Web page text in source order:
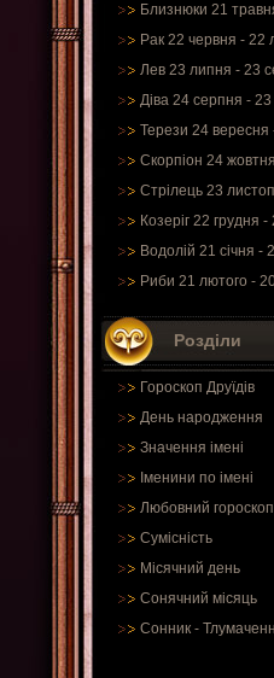
Близнюки 21
Рак 22 червня - 22
Лев 23 липня - 23
Діва 24 серпня -
Терези 24 вересня
Скорпіон 24
Стрілець 23
Козеріг 22 грудня -
Водолій 21 січня -
Риби 21 лютого -
Розділи
Гороскоп Друїдів
День народження
Значення імені
Іменини по імені
Любовний гороскоп
Сумісність
Місячний день
Сонячний місяць
Сонник -